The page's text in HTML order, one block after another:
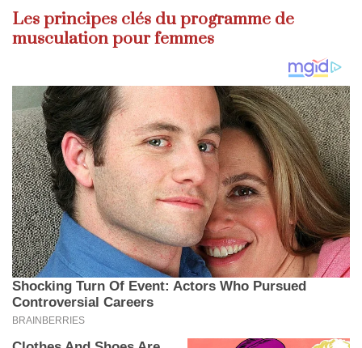
Les principes clés du programme de
musculation pour femmes